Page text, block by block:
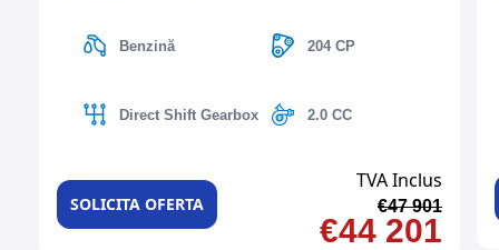
Benzină 204 CP
Direct Shift Gearbox 2.0 CC
SOLICITA OFERTA
TVA Inclus
€47 901
€44 201